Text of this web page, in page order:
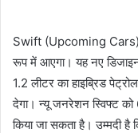
Swift (Upcoming
रूप में आएगा। यह नए
1.2 लीटर का हाइब्रिड
देगा। न्यू जनरेशन स्विफ्ट
किया जा सकता है। उम्मदी